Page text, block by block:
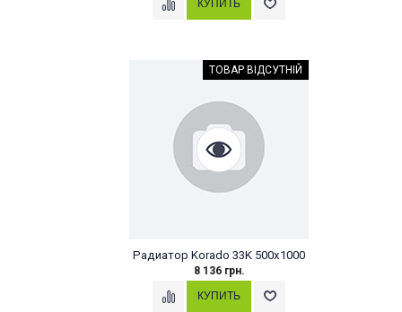
ТОВАР ВІДСУТНІЙ
Радиатор Korado 33K 500x1000
8 136 грн.